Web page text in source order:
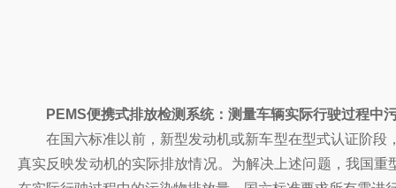
PEMS便携式排放检测系统：测量车辆实际行驶过程中
在国六标准以前，新型发动机或新车型在型式认证阶
真实反映发动机的实际排放情况。为解决上述问题，我国